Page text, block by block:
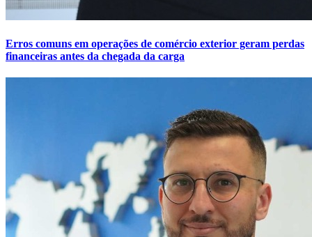
Erros comuns em operações de comércio exterior geram perdas
financeiras antes da chegada da carga